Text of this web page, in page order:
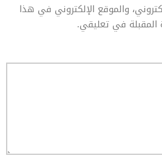
والموقع الإلكتروني في هذا
المقبلة في تعليقي.